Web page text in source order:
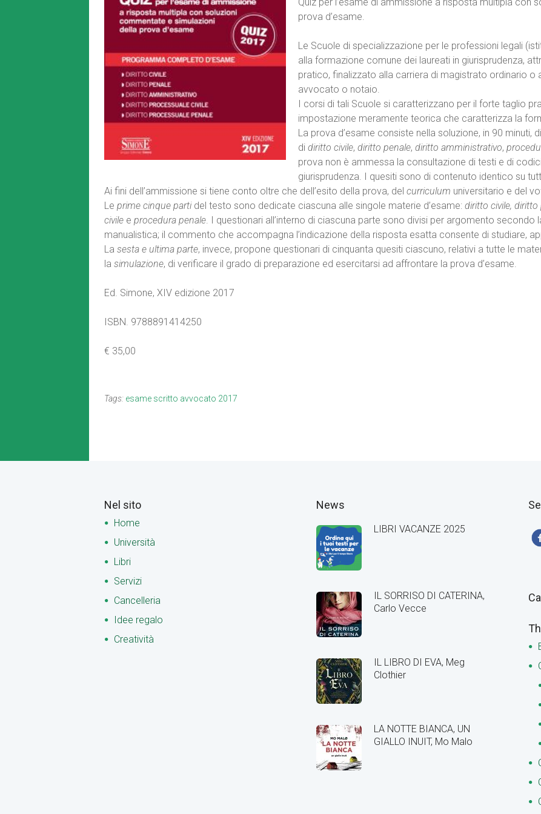
prova d’esame.
Le Scuole di specializzazione per le professioni legali
alla formazione comune dei laureati in giurisprudenza,
pratico, finalizzato alla carriera di magistrato ordinario o
avvocato o notaio.
I corsi di tali Scuole si caratterizzano per il forte taglio
impostazione meramente teorica che caratterizza la
La prova d’esame consiste nella soluzione, in 90 minuti,
di diritto civile, diritto penale, diritto amministrativo,
prova non è ammessa la consultazione di testi e di
giurisprudenza. I quesiti sono di contenuto identico su
Ai fini dell’ammissione si tiene conto oltre che dell’esito della prova, del curriculum universitario e del
Le prime cinque parti del testo sono dedicate ciascuna alle singole materie d’esame: diritto civile,
civile e procedura penale. I questionari all’interno di ciascuna parte sono divisi per argomento secondo
manualistica; il commento che accompagna l’indicazione della risposta esatta consente di studiare,
La sesta e ultima parte, invece, propone questionari di cinquanta quesiti ciascuno, relativi a tutte le
la simulazione, di verificare il grado di preparazione ed esercitarsi ad affrontare la prova d’esame.
Ed. Simone, XIV edizione 2017
ISBN. 9788891414250
€ 35,00
Tags: esame scritto avvocato 2017
Nel sito
Home
Università
Libri
Servizi
Cancelleria
Idee regalo
Creatività
News
LIBRI VACANZE 2025
IL SORRISO DI CATERINA,
Carlo Vecce
IL LIBRO DI EVA, Meg
Clothier
LA NOTTE BIANCA, UN
GIALLO INUIT, Mo Malo